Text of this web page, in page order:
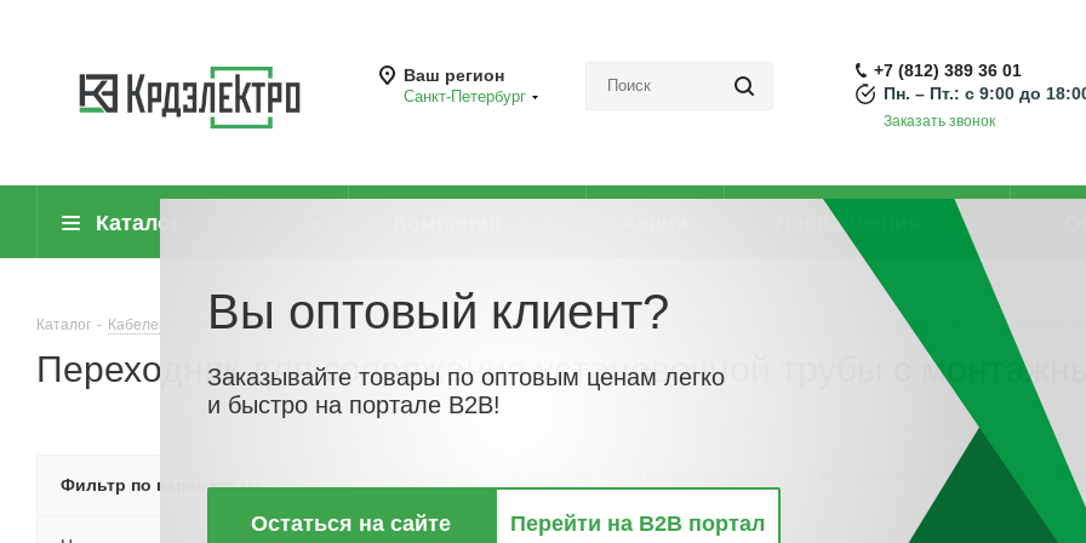
Ваш регион
Санкт-Петербург
+7 (812) 389 36 01
Пн. – Пт.: с 9:00 до
Заказать звонок
Каталог Направления
Каталог - Кабеленесущие системы (системы для прокладки кабеля) - Кабель-каналы монтажные (магистральные) и аксессуары Переходник
Переходник для сопряжения установочной трубы с
По цене По
Фильтр по параметрам
Вы оптовый клиент?
Заказывайте товары по оптовым ценам легко
и быстро на портале B2B!
Остаться на сайте Перейти на B2B портал